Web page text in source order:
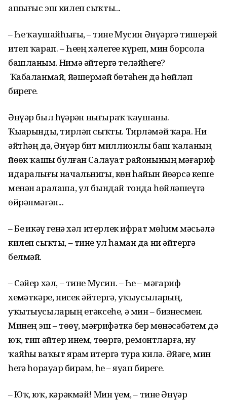
ашығыс эш килеп сыҡты...
– Һеҙ ҡаушайһығыҙ, – тине Мусин Әнүәргә тишерҙәй
итеп ҡарап. – Һеҙҙең хәлегеҙҙе күреп, мин борсола
башланым. Нимә әйтергә теләйһегеҙ?
Ҡабаланмай, йәшермәй бөтәһен дә һөйләп
бирегеҙ.
Әнүәр был һүҙҙәрҙән нығыраҡ ҡаушаны.
Ҡыҙарынды, тирләп сыҡты. Тирләмәй ҡара. Ни
әйтһәң дә, Әнүәр бит миллионлы баш ҡаланың
йөҙөк ҡашы булған Салауат районының мәғариф
идаралығы начальнигы, көн һайын йөҙҙәрсә кеше
менән аралаша, ул бындай тонда һөйләшеүгә
өйрәнмәгән...
– Беҙ икәү генә хәл итерлек ифрат мөһим мәсьәлә
килеп сыҡты, – тине ул һаман да ни әйтергә
белмәй.
– Сәйер хәл, – тине Мусин. – Һеҙ – мәғариф
хеҙмәткәре, нисек әйтергә, уҡыусыларҙың,
уҡытыусыларҙың етәксеһе, ә мин – бизнесмен.
Минең эш – төҙөү, мәғрифәткә бер мөнәсәбәтем дә
юҡ, тип әйтер инем, төҙөргә, ремонтларға, ну
ҡайһы ваҡыт ярҙам итергә тура килә. Әйҙәгеҙ, мин
һеҙгә һорауҙар бирәм, һеҙ – яуап бирегеҙ.
– Юҡ, юҡ, кәрәкмәй! Мин үҙем, – тине Әнүәр